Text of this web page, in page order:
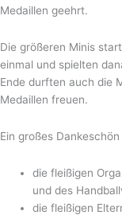
Medaillen geehrt.
Die größeren Minis
einmal und spielten
Ende durften auch die
Medaillen freuen.
Ein großes
die fleißigen
und des
die fleißigen